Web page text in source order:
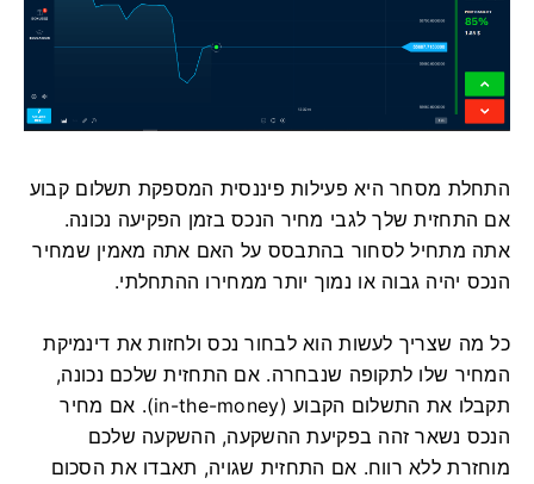
התחלת מסחר היא פעילות פיננסית המספקת תשלום קבוע
אם התחזית שלך לגבי מחיר הנכס בזמן הפקיעה נכונה.
אתה מתחיל לסחור בהתבסס על האם אתה מאמין שמחיר
הנכס יהיה גבוה או נמוך יותר ממחירו ההתחלתי.
כל מה שצריך לעשות הוא לבחור נכס ולחזות את דינמיקת
המחיר שלו לתקופה שנבחרה. אם התחזית שלכם נכונה,
תקבלו את התשלום הקבוע (in-the-money). אם מחיר
הנכס נשאר זהה בפקיעת ההשקעה, ההשקעה שלכם
מוחזרת ללא רווח. אם התחזית שגויה, תאבדו את הסכום